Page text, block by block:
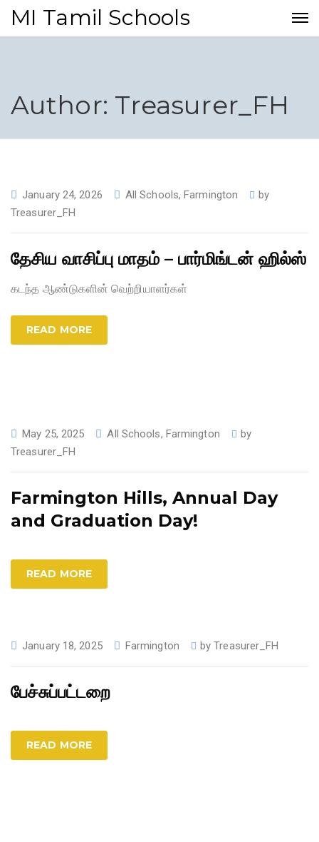
MI Tamil Schools
Author: Treasurer_FH
January 24, 2026 All Schools,Farmington
by
Treasurer_FH
தேசிய வாசிப்பு மாதம் – பார்மிங்டன் ஹில்ஸ்
கடந்த ஆண்டுகளின் வெற்றியாளர்கள்
READ MORE
May 25, 2025 All Schools, Farmington
by
Treasurer_FH
Farmington Hills, Annual Day
and Graduation Day!
READ MORE
January 18, 2025 Farmington byTreasurer_FH
பேச்சுப்பட்டறை
READ MORE